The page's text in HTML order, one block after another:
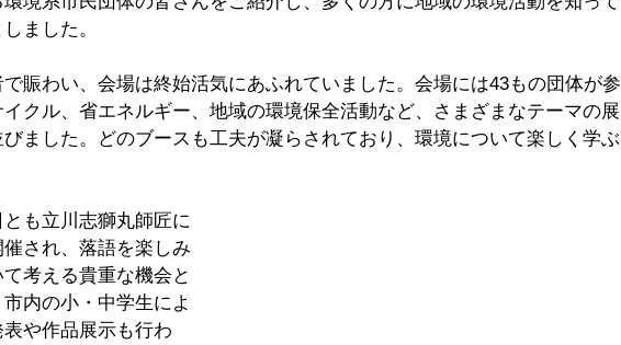
ました。
賑わい、会場は終始活気にあふれていました。会場には43もの団体が参
クル、省エネルギー、地域の環境保全活動など、さまざまなテーマの展
ました。どのブースも工夫が凝らされており、環境について楽しく学ぶ
も立川志獅丸師匠に
され、落語を楽しみ
考える貴重な機会と
内の小・中学生によ
や作品展示も行わ